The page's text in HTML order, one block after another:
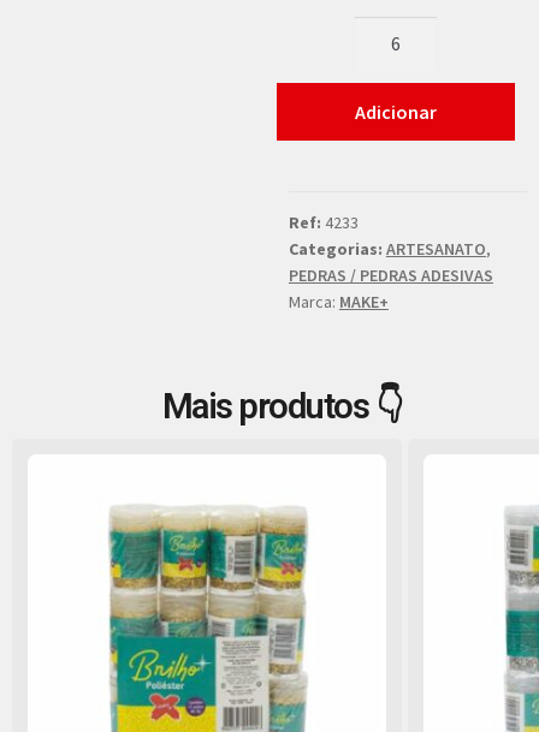
Adicionar
Ref: 4233
Categorias: ARTESANATO,
PEDRAS / PEDRAS ADESIVAS
Marca: MAKE+
Mais produtos 👇